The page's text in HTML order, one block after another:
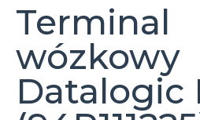
Terminal
wózkowy
Datalogic